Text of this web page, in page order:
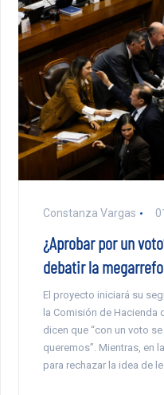
Constanza Vargas
¿Aprobar por un
debatir la
El proyecto iniciará su
la Comisión de Hacienda
dicen que “con un voto
queremos”. Mientras, en
para rechazar la idea de